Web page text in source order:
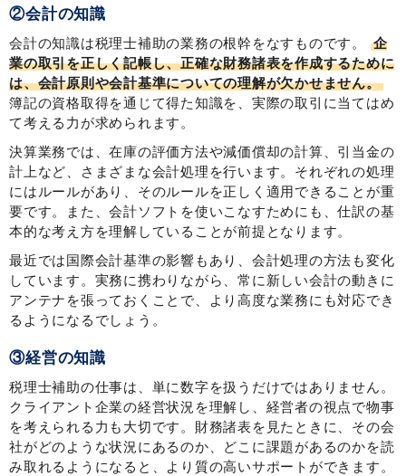
②会計の知識
会計の知識は税理士補助の業務の根幹をなすものです。
企
業の取引を正しく記帳し、正確な財務諸表を作成するために
は、会計原則や会計基準についての理解が欠かせません。
簿記の資格取得を通じて得た知識を、実際の取引に当てはめ
て考える力が求められます。
決算業務では、在庫の評価方法や減価償却の計算、引当金の
計上など、さまざまな会計処理を行います。それぞれの処理
にはルールがあり、そのルールを正しく適用できることが重
要です。また、会計ソフトを使いこなすためにも、仕訳の基
本的な考え方を理解していることが前提となります。
最近では国際会計基準の影響もあり、会計処理の方法も変化
しています。実務に携わりながら、常に新しい会計の動きに
アンテナを張っておくことで、より高度な業務にも対応でき
るようになるでしょう。
③経営の知識
税理士補助の仕事は、単に数字を扱うだけではありません。
クライアント企業の経営状況を理解し、経営者の視点で物事
を考えられる力も大切です。財務諸表を見たときに、その会
社がどのような状況にあるのか、どこに課題があるのかを読
み取れるようになると、より質の高いサポートができます。